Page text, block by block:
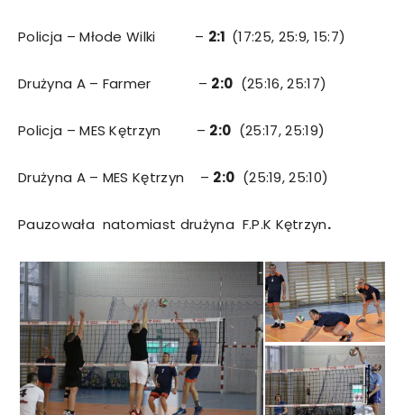
Policja – Młode Wilki – 2:1 (17:25, 25:9, 15:7)
Drużyna A – Farmer – 2:0 (25:16, 25:17)
Policja – MES Kętrzyn – 2:0 (25:17, 25:19)
Drużyna A – MES Kętrzyn – 2:0 (25:19, 25:10)
Pauzowała natomiast drużyna F.P.K Kętrzyn.